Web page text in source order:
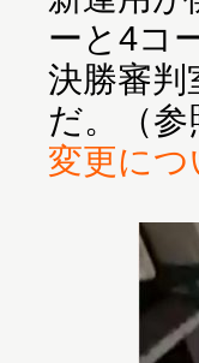
ーと4コ
決勝審
だ。（参
変更につ